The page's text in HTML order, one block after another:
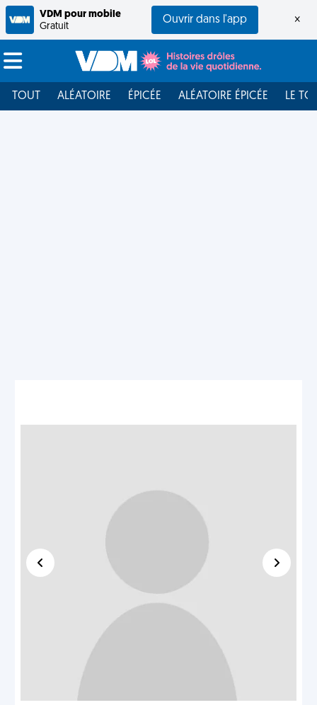
VDM pour mobile
Gratuit
Ouvrir dans l'app ×
TOUT ALÉATOIRE ÉPICÉE ALÉATOIRE ÉPICÉE LE